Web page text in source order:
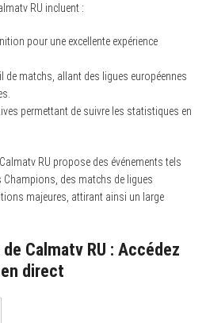
RU incluent :
pour une excellente expérience
de matchs, allant des ligues européennes
permettant de suivre les statistiques en
RU propose des événements tels
Champions, des matchs de ligues
majeures, attirant ainsi un large
Calmatv RU : Accédez
direct